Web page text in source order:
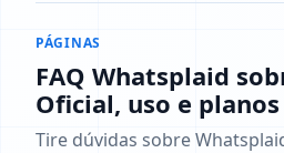
PÁGINAS
FAQ Whatsplaid
Oficial, uso e planos
Tire dúvidas sobre